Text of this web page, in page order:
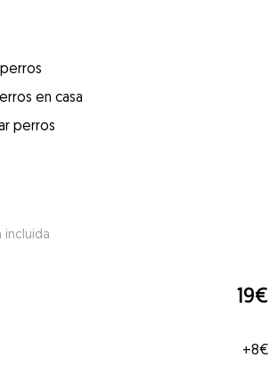
en casa
perros
incluida
19€
+8€